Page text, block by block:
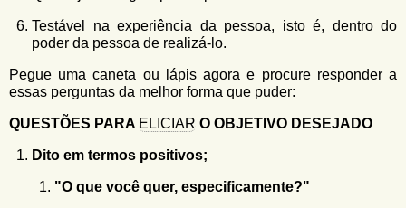
Testável na experiência da pessoa, isto é, dentro do
poder da pessoa de realizá-lo.
Pegue uma caneta ou lápis agora e procure responder a
essas perguntas da melhor forma que puder:
QUESTÕES PARA ELICIAR O OBJETIVO DESEJADO
Dito em termos positivos;
"O que você quer, especificamente?"